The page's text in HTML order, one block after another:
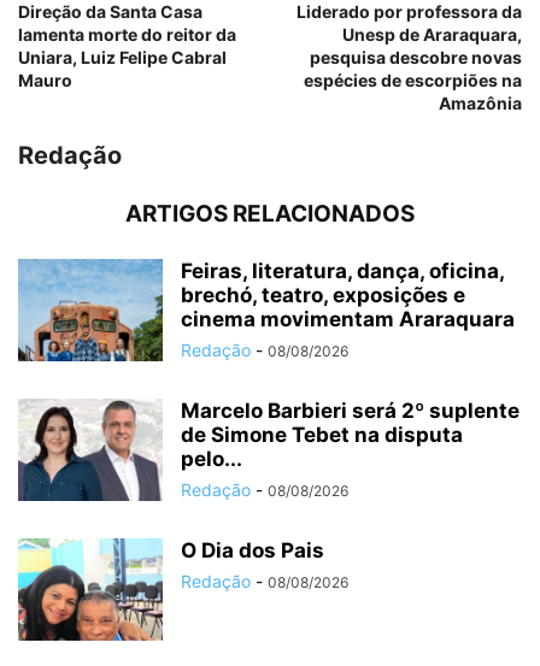
Direção da Santa Casa
lamenta morte do reitor da
Uniara, Luiz Felipe Cabral
Mauro
Liderado por professora da
Unesp de Araraquara,
pesquisa descobre novas
espécies de escorpiões na
Amazônia
Redação
ARTIGOS RELACIONADOS
Feiras, literatura, dança, oficina,
brechó, teatro, exposições e
cinema movimentam Araraquara
Redação - 08/08/2026
Marcelo Barbieri será 2º suplente
de Simone Tebet na disputa
pelo...
Redação - 08/08/2026
O Dia dos Pais
Redação - 08/08/2026